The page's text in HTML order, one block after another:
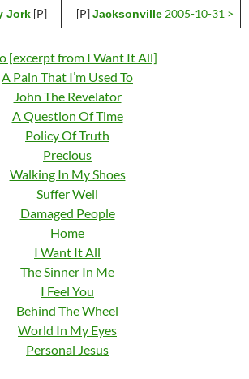
Jork [P] [P]Jacksonville 2005-10-31 >
[excerpt from I Want It All]
A Pain That I’m Used To
John The Revelator
A Question Of Time
Policy Of Truth
Precious
Walking In My Shoes
Suffer Well
Damaged People
Home
I Want It All
The Sinner In Me
I Feel You
Behind The Wheel
World In My Eyes
Personal Jesus